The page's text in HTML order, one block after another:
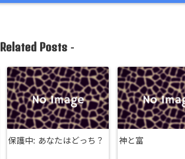
Related Posts-
保護中: あなたはどっち？ 神と富